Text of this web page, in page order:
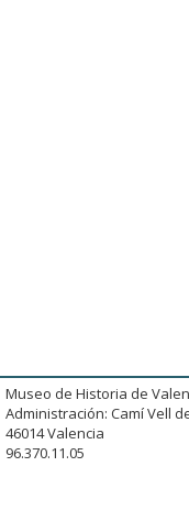
Museo de Historia de
Administración: Camí Vell
46014 Valencia
96.370.11.05